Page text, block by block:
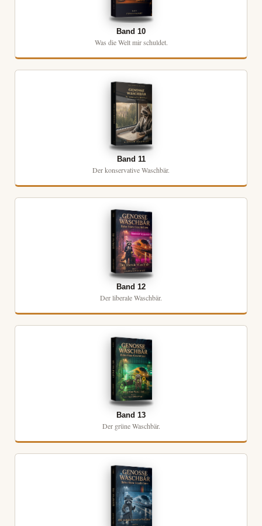
Band 10
Was die Welt mir schuldet.
Band 11
Der konservative Waschbär.
Band 12
Der liberale Waschbär.
Band 13
Der grüne Waschbär.